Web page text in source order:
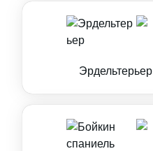
Эрдельтерьер